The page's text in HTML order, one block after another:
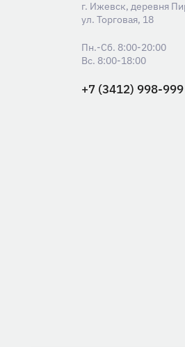
г. Ижевск, деревня
ул. Торговая, 18
+7 (3412) 998-999
Пн.-Сб. 8:00-20:00
Вс. 8:00-18:00